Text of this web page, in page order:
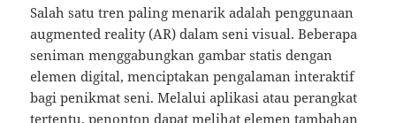
Salah satu tren paling menarik adalah penggunaan
augmented reality (AR) dalam seni visual. Beberapa
seniman menggabungkan gambar statis dengan
elemen digital, menciptakan pengalaman interaktif
bagi penikmat seni. Melalui aplikasi atau perangkat
tertentu, penonton dapat melihat elemen tambahan